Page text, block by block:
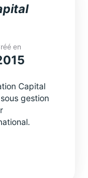
en
Capital
gestion